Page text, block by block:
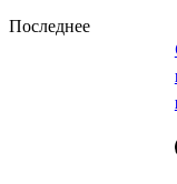
Последнее